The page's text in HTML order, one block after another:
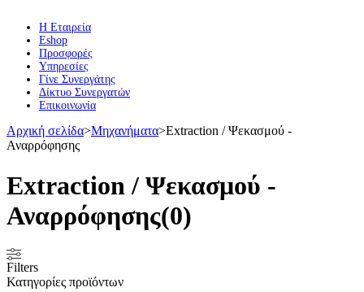
Η Εταιρεία
Eshop
Προσφορές
Υπηρεσίες
Γίνε Συνεργάτης
Δίκτυο Συνεργατών
Επικοινωνία
Αρχική σελίδα>Μηχανήματα>Extraction / Ψεκασμού -
Αναρρόφησης
Extraction / Ψεκασμού -
Αναρρόφησης(0)
Filters
Κατηγορίες προϊόντων